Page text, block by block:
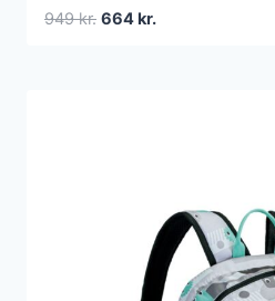
949kr. Den
664kr.Den